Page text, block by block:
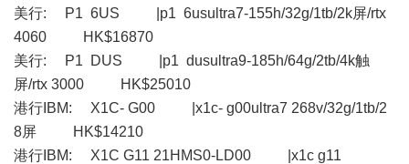
美行: P1 6US |p1 6usultra7-155h/32g/1tb/2k屏/rtx
4060 HK$16870
美行: P1 DUS |p1 dusultra9-185h/64g/2tb/4k触
屏/rtx 3000 HK$25010
港行IBM: X1C- G00 |x1c- g00ultra7 268v/32g/1tb/2
8屏 HK$14210
港行IBM: X1C G11 21HMS0-LD00 |x1c g11